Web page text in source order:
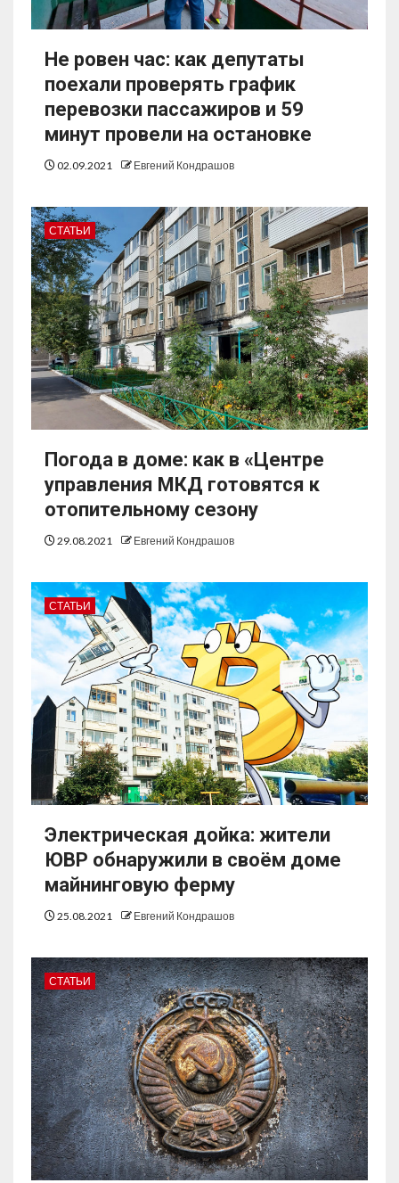
Не ровен час: как депутаты
поехали проверять график
перевозки пассажиров и 59
минут провели на остановке
02.09.2021 Евгений Кондрашов
СТАТЬИ
Погода в доме: как в «Центре
управления МКД готовятся к
отопительному сезону
29.08.2021 Евгений Кондрашов
СТАТЬИ
Электрическая дойка: жители
ЮВР обнаружили в своём доме
майнинговую ферму
25.08.2021 Евгений Кондрашов
СТАТЬИ